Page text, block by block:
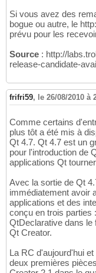
Si vous avez des
bogue ou autre, le
prévu pour les
Source : http://
release-candidate-
frifri59, le 26/08/2010 à
Comme certains
plus tôt a été mis à
Qt 4.7. Qt 4.7 est un
pour l'introduction de
applications Qt
Avec la sortie de Qt
immédiatement avoir
applications et des
conçu en trois parties
QtDeclarative dans le
Qt Creator.
La RC d'aujourd'hui
deux premières